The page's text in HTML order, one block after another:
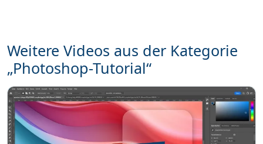
Weitere Videos aus der Kategorie
„Photoshop-Tutorial“